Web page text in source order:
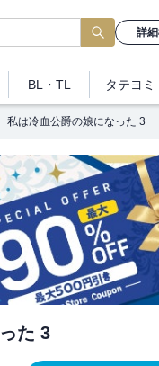
詳
BL・TL タテヨミ
私は冷血公爵の娘になった 3
た 3